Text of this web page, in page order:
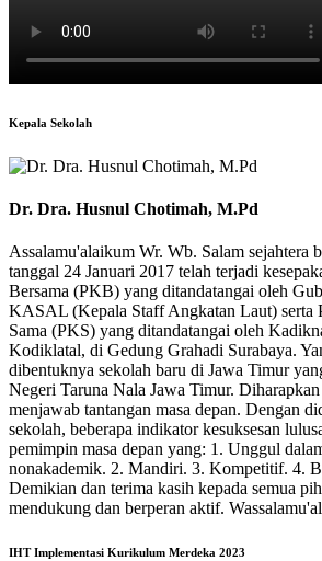
Kepala Sekolah
Dr. Dra. Husnul Chotimah, M.Pd
Assalamu'alaikum Wr. Wb. Salam sejahtera
tanggal 24 Januari 2017 telah terjadi
Bersama (PKB) yang ditandatangai oleh
KASAL (Kepala Staff Angkatan Laut) serta
Sama (PKS) yang ditandatangai oleh
Kodiklatal, di Gedung Grahadi Surabaya.
dibentuknya sekolah baru di Jawa Timur
Negeri Taruna Nala Jawa Timur.
menjawab tantangan masa depan. Dengan
sekolah, beberapa indikator kesuksesan
pemimpin masa depan yang: 1. Unggul
nonakademik. 2. Mandiri. 3. Kompetitif. 4.
Demikian dan terima kasih kepada semua
mendukung dan berperan aktif.
IHT Implementasi Kurikulum Merdeka 2023